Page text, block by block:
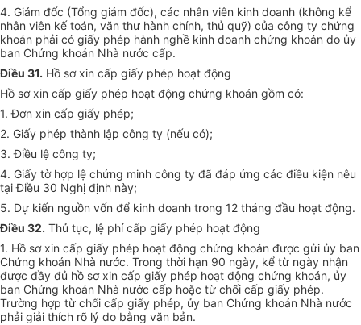
4. Giám đốc (Tổng giám đốc), các nhân viên kinh doanh (không kể
nhân viên kế toán, văn thư hành chính, thủ quỹ) của công ty chứng
khoán phải có giấy phép hành nghề kinh doanh chứng khoán do ủy
ban Chứng khoán Nhà nước cấp.
Điều 31. Hồ sơ xin cấp giấy phép hoạt động
Hồ sơ xin cấp giấy phép hoạt động chứng khoán gồm có:
1. Đơn xin cấp giấy phép;
2. Giấy phép thành lập công ty (nếu có);
3. Điều lệ công ty;
4. Giấy tờ hợp lệ chứng minh công ty đã đáp ứng các điều kiện nêu
tại Điều 30 Nghị định này;
5. Dự kiến nguồn vốn để kinh doanh trong 12 tháng đầu hoạt động.
Điều 32. Thủ tục, lệ phí cấp giấy phép hoạt động
1. Hồ sơ xin cấp giấy phép hoạt động chứng khoán được gửi ủy ban
Chứng khoán Nhà nước. Trong thời hạn 90 ngày, kể từ ngày nhận
được đầy đủ hồ sơ xin cấp giấy phép hoạt động chứng khoán, ủy
ban Chứng khoán Nhà nước cấp hoặc từ chối cấp giấy phép.
Trường hợp từ chối cấp giấy phép, ủy ban Chứng khoán Nhà nước
phải giải thích rõ lý do bằng văn bản.